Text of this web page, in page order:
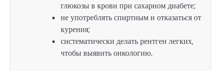
глюкозы в крови при сахарном диабете;
не употреблять спиртным и отказаться от
курения;
систематически делать рентген легких,
чтобы выявить онкологию.